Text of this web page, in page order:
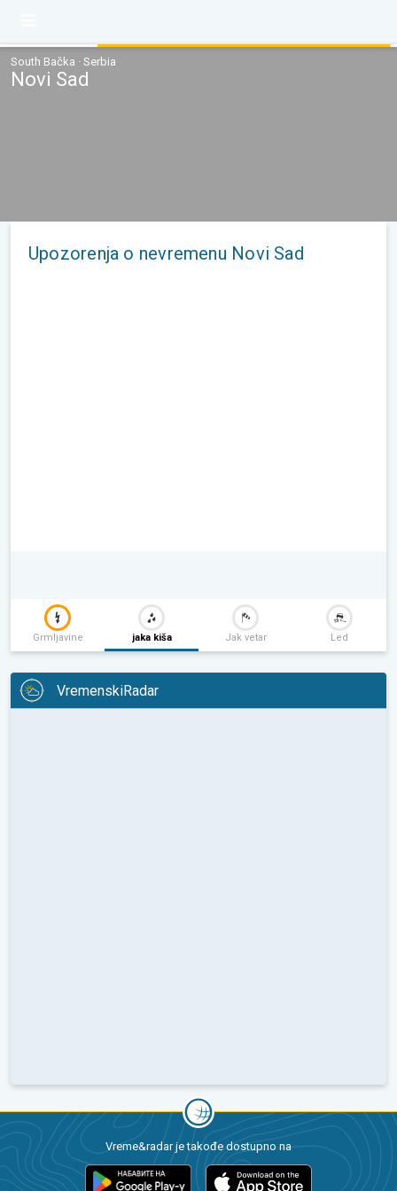
South Bačka · Serbia
Novi Sad
Upozorenja o nevremenu Novi Sad
Grmljavine jaka kiša Jak vetar Led
VremenskiRadar
Vreme&radar je takođe dostupno na